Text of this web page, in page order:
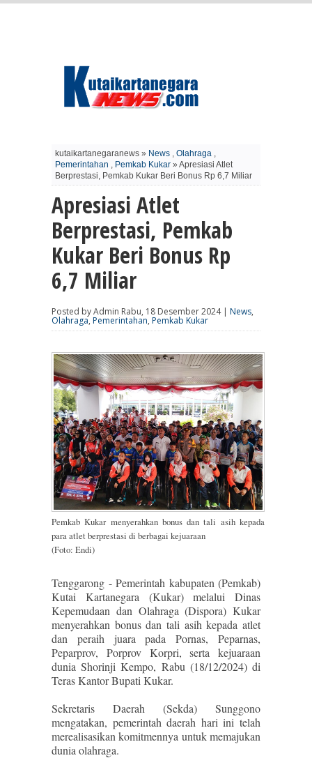
kutaikartanegaranews » News , Olahraga ,
Pemerintahan , Pemkab Kukar » Apresiasi Atlet
Berprestasi, Pemkab Kukar Beri Bonus Rp 6,7 Miliar
Apresiasi Atlet
Berprestasi, Pemkab
Kukar Beri Bonus Rp
6,7 Miliar
Posted by Admin Rabu, 18 Desember 2024 | News,
Olahraga, Pemerintahan, Pemkab Kukar
Pemkab Kukar menyerahkan bonus dan tali asih kepada
para atlet berprestasi di berbagai kejuaraan
(Foto: Endi)
Tenggarong - Pemerintah kabupaten (Pemkab)
Kutai Kartanegara (Kukar) melalui Dinas
Kepemudaan dan Olahraga (Dispora) Kukar
menyerahkan bonus dan tali asih kepada atlet
dan peraih juara pada Pornas, Peparnas,
Peparprov, Porprov Korpri, serta kejuaraan
dunia Shorinji Kempo, Rabu (18/12/2024) di
Teras Kantor Bupati Kukar.
Sekretaris Daerah (Sekda) Sunggono
mengatakan, pemerintah daerah hari ini telah
merealisasikan komitmennya untuk memajukan
dunia olahraga.